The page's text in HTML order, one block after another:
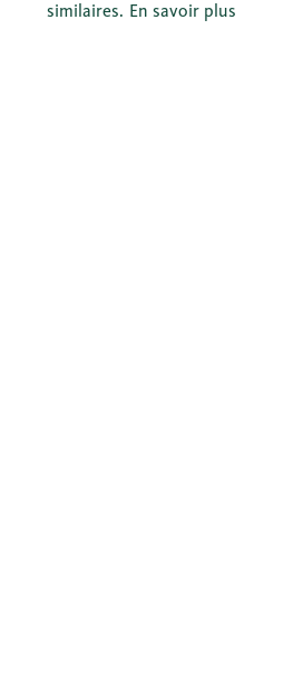
Agences
similaires. En savoir plus